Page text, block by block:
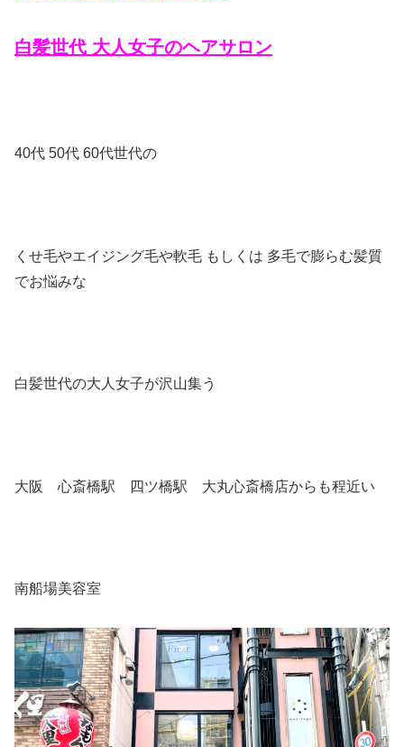
白髪世代 大人女子のヘアサロン
40代 50代 60代世代の
くせ毛やエイジング毛や軟毛 もしくは 多毛で膨らむ髪質
でお悩みな
白髪世代の大人女子が沢山集う
大阪 心斎橋駅 四ツ橋駅 大丸心斎橋店からも程近い
南船場美容室